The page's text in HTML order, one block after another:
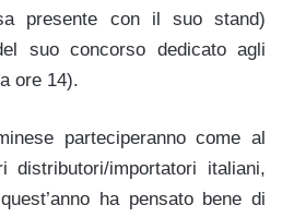
presente con il suo stand)
suo concorso dedicato agli
ore 14).
parteciperanno come al
distributori/importatori italiani,
ha pensato bene di